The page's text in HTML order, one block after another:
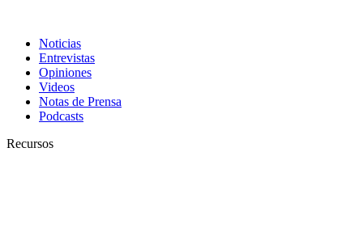
Noticias
Entrevistas
Opiniones
Videos
Notas de Prensa
Podcasts
Recursos